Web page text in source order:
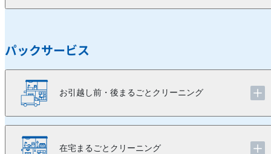
パックサービス
お引越し前・後まるごとクリーニング
在宅まるごとクリーニング